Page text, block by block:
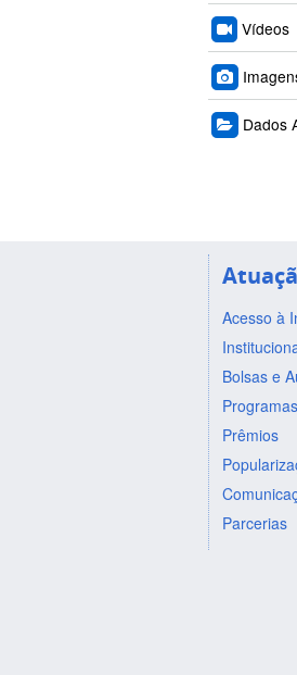
Vídeos
Dados
Acesso à
Bolsas e
Programas
Prêmios
Parcerias